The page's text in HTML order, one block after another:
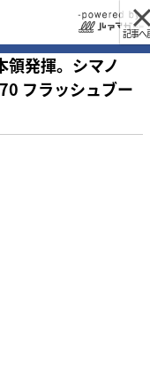
記事へ
発揮。シマノ
フラッシュブー